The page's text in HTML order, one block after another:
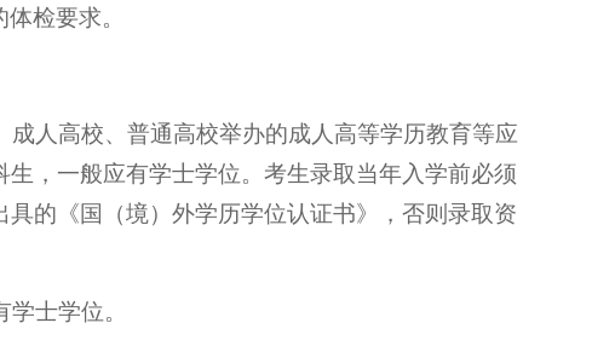
检要求。
人高校、普通高校举办的成人高等学历教育等应
，一般应有学士学位。考生录取当年入学前必须
的《国（境）外学历学位认证书》，否则录取资
士学位。